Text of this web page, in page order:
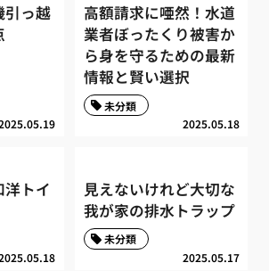
引っ越
高額請求に唖然！水道
業者ぼったくり被害か
ら身を守るための最新
情報と賢い選択
2025.05.18
未分類
トイ
見えないけれど大切な
我が家の排水トラップ
2025.05.17
未分類